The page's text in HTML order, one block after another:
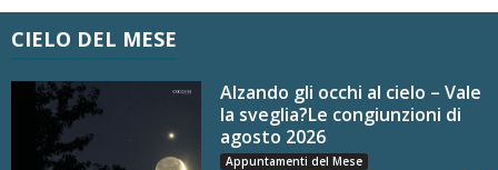
CIELO DEL MESE
Alzando gli occhi al cielo – Vale
la sveglia?Le congiunzioni di
agosto 2026
Appuntamenti del Mese